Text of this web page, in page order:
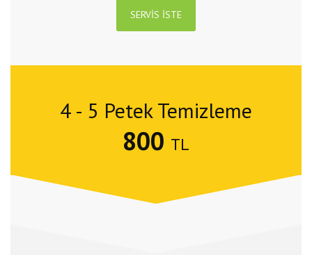
SERVIS İSTE
4 - 5 Petek Temizleme
800 TL